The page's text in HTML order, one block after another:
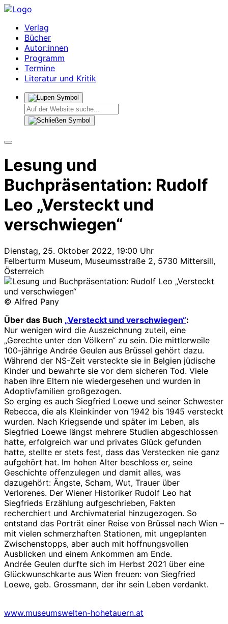
Verlag
Bücher
Autor:innen
Programm
Termine
Literatur und Kritik
Lesung und
Buchpräsentation: Rudolf
Leo „Versteckt und
verschwiegen“
Dienstag, 25. Oktober 2022, 19:00 Uhr
Felberturm Museum, Museumsstraße 2, 5730 Mittersill,
Österreich
© Alfred Pany
Über das Buch „Versteckt und verschwiegen“:
Nur wenigen wird die Auszeichnung zuteil, eine
„Gerechte unter den Völkern“ zu sein. Die mittlerweile
100-jährige Andrée Geulen aus Brüssel gehört dazu.
Während der NS-Zeit versteckte sie in Belgien jüdische
Kinder und bewahrte sie vor dem sicheren Tod. Viele
haben ihre Eltern nie wiedergesehen und wurden in
Adoptivfamilien großgezogen.
So erging es auch Siegfried Loewe und seiner Schwester
Rebecca, die als Kleinkinder von 1942 bis 1945 versteckt
wurden. Nach Kriegsende und später im Leben, als
Siegfried Loewe längst mehrere Studien abgeschlossen
hatte, erfolgreich war und privates Glück gefunden
hatte, stellte er stets fest, dass das Verstecken nie ganz
aufgehört hat. Im hohen Alter beschloss er, seine
Geschichte offenzulegen und damit alles, was
dazugehört: Ängste, Scham, Wut, Trauer über
Verlorenes. Der Wiener Historiker Rudolf Leo hat
Siegfrieds Erzählung aufgeschrieben, Fakten
recherchiert und Archivmaterial hinzugezogen. So
entstand das Porträt einer Reise von Brüssel nach Wien –
mit vielen schmerzhaften Stationen, mit ungeplanten
Zwischenstopps, aber auch mit hoffnungsvollen
Ausblicken und einem Ankommen am Ende.
Andrée Geulen durfte sich im Herbst 2021 über eine
Glückwunschkarte aus Wien freuen: von Siegfried
Loewe, geb. Grossmann, der ihr sein Leben verdankt.
www.museumswelten-hohetauern.at